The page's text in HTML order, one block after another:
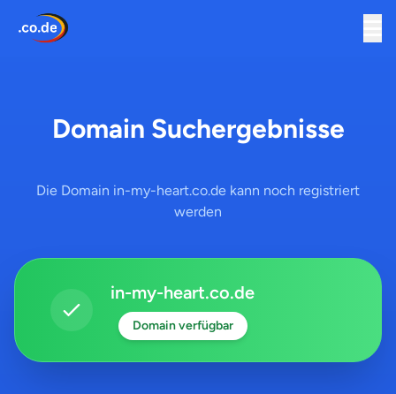
Domain Suchergebnisse
Die Domain in-my-heart.co.de kann noch registriert
werden
in-my-heart.co.de
Domain verfügbar